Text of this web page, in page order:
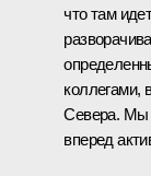
что там
коллегами,
Севера. Мы
вперед